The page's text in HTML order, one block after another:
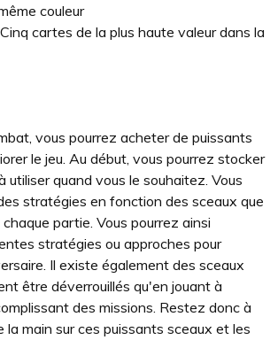
couleur
cartes de la plus haute valeur dans la
vous pourrez acheter de puissants
le jeu. Au début, vous pourrez stocker
utiliser quand vous le souhaitez. Vous
stratégies en fonction des sceaux que
partie. Vous pourrez ainsi
stratégies ou approches pour
Il existe également des sceaux
être déverrouillés qu'en jouant à
des missions. Restez donc à
main sur ces puissants sceaux et les